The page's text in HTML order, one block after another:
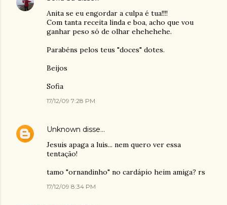
Anita se eu engordar a culpa é tua!!!!
Com tanta receita linda e boa, acho que vou
ganhar peso só de olhar ehehehehe.
Parabéns pelos teus "doces" dotes.
Beijos
Sofia
17/12/09 7:28 PM
Unknown disse…
Jesuis apaga a luis... nem quero ver essa
tentação!
tamo "ornandinho" no cardápio heim amiga? rs
17/12/09 8:34 PM